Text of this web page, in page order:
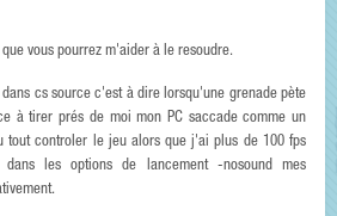
vous pourrez m'aider à le resoudre.
cs source c'est à dire lorsqu'une grenade pète
à tirer prés de moi mon PC saccade comme un
tout controler le jeu alors que j'ai plus de 100 fps
les options de lancement -nosound mes